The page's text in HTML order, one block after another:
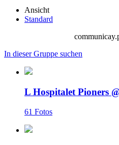
Ansicht
Standard
In dieser Gruppe suchen
L Hospitalet Pioners
61 Fotos